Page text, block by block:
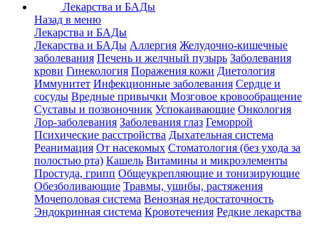
Лекарства и БАДы
Назад в меню
Лекарства и БАДы
Лекарства и БАДы Аллергия Желудочно-кишечные
заболевания Печень и желчный пузырь Заболевания
крови Гинекология Поражения кожи Диетология
Иммунитет Инфекционные заболевания Сердце и
сосуды Вредные привычки Мозговое кровообращение
Суставы и позвоночник Успокаивающие Онкология
Лор-заболевания Заболевания глаз Геморрой
Психические расстройства Дыхательная система
Реанимация От насекомых Стоматология (без ухода за
полостью рта) Кашель Витамины и микроэлементы
Простуда, грипп Общеукрепляющие и тонизирующие
Обезболивающие Травмы, ушибы, растяжения
Мочеполовая система Венозная недостаточность
Эндокринная система Кровотечения Редкие лекарства